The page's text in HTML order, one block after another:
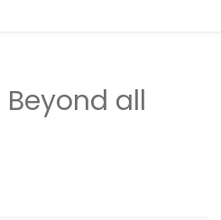
Beyond all